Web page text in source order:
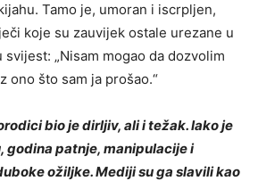
Tamo je, umoran i iscrpljen,
koje su zauvijek ostale urezane u
„Nisam mogao da dozvolim
ono što sam ja prošao.“
bio je dirljiv, ali i težak. Iako je
godina patnje, manipulacije i
ožiljke. Mediji su ga slavili kao